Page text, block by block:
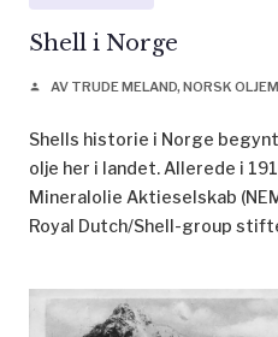
Shell i Norge
person AV TRUDE MELAND, NORSK
Shells historie i Norge
olje her i landet. Allerede i
Mineralolie Aktieselskab
Royal Dutch/Shell-group